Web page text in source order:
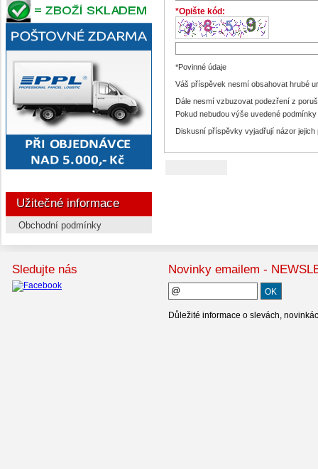
Užitečné informace
Obchodní podmínky
*Opište kód:
*Povinné údaje
Váš příspěvek nesmí obsahovat hrubé
Dále nesmí vzbuzovat podezření z
Pokud nebudou výše uvedené
Diskusní příspěvky vyjadřují názor jejich
Sledujte nás Novinky emailem -
Důležité informace o slevách,